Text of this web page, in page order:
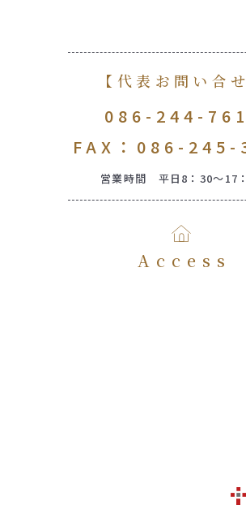
【代表お問い合せ
086-244-
FAX：086-245-
営業時間 平日8：30～17
Access